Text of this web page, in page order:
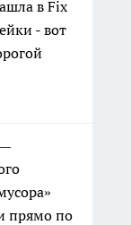
в Fix
- вот
прямо по